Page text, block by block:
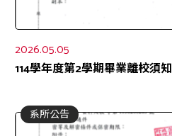
2026.05.05
114學年度第2學期畢業離校須知
系所公告